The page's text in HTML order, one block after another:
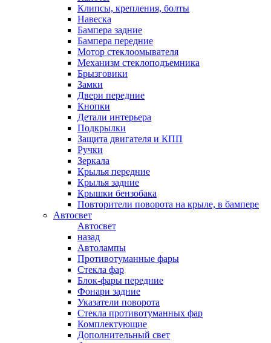
Клипсы, крепления, болты
Навеска
Бампера задние
Бампера передние
Мотор стеклоомывателя
Механизм стеклоподъемника
Брызговики
Замки
Двери передние
Кнопки
Детали интерьера
Подкрылки
Защита двигателя и КПП
Ручки
Зеркала
Крылья передние
Крылья задние
Крышки бензобака
Повторители поворота на крыле, в бампере
Автосвет
Автосвет
назад
Автолампы
Противотуманные фары
Стекла фар
Блок-фары передние
Фонари задние
Указатели поворота
Стекла противотуманных фар
Комплектующие
Дополнительный свет